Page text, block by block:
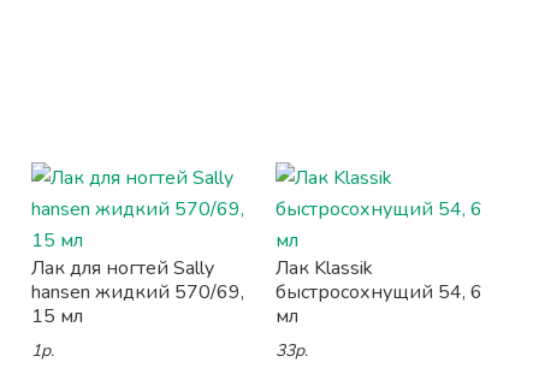
Лак для ногтей Sally
hansen жидкий 570/69,
15 мл
1р.
Лак Klassik
быстросохнущий 54, 6
мл
33р.